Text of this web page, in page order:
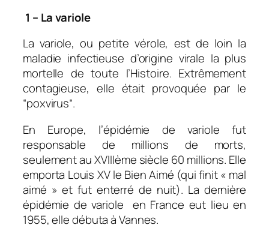
1 – La variole
La variole, ou petite vérole, est de loin la
maladie infectieuse d’origine virale la plus
mortelle de toute l’Histoire. Extrêmement
contagieuse, elle était provoquée par le
“poxvirus“.
En Europe, l’épidémie de variole fut
responsable de millions de morts,
seulement au XVIIIème siècle 60 millions. Elle
emporta Louis XV le Bien Aimé (qui finit « mal
aimé » et fut enterré de nuit). La dernière
épidémie de variole en France eut lieu en
1955, elle débuta à Vannes.